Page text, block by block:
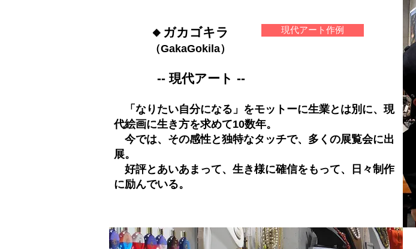
🔸ガカゴキラ
（GakaGokila）
-- 現代アート --
「なりたい自分になる」をモットーに生業とは別に、現
代絵画に生き方を求めて10数年。
今では、その感性と独特なタッチで、多くの展覧会に出
展。
好評とあいあまって、生き様に確信をもって、日々制作
に励んでいる。
現代アート作例